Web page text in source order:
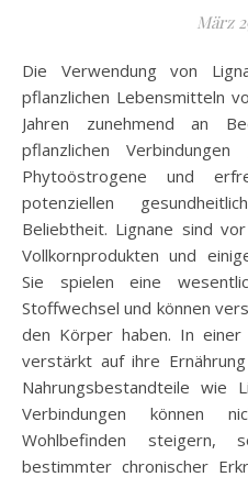
März
Die Verwendung von Lignanen, die in verschiedenen
pflanzlichen Lebensmitteln
Jahren zunehmend an
pflanzlichen
Phytoöstrogene und
potenziellen
Beliebtheit. Lignane sind
Vollkornprodukten und
Sie spielen eine
Stoffwechsel und können
den Körper haben. In
verstärkt auf ihre
Nahrungsbestandteile wie
Verbindungen können
Wohlbefinden steigern,
bestimmter chronischer